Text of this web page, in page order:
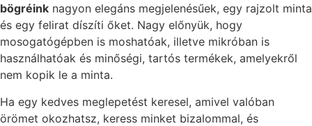
bögréink nagyon elegáns megjelenésűek, egy rajzolt minta
és egy felirat díszíti őket. Nagy előnyük, hogy
mosogatógépben is moshatóak, illetve mikróban is
használhatóak és minőségi, tartós termékek, amelyekről
nem kopik le a minta.
Ha egy kedves meglepetést keresel, amivel valóban
örömet okozhatsz, keress minket bizalommal, és